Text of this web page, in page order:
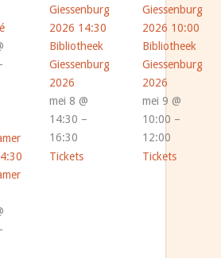
Giessenburg
2026 14:30
Bibliotheek
Giessenburg
2026
mei 8 @
14:30 –
16:30
Tickets
Giessenburg
2026 10:00
Bibliotheek
Giessenburg
2026
mei 9 @
10:00 –
12:00
Tickets